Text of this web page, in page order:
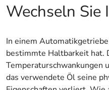
Wechseln Sie
In einem
bestimmte Haltbarkeit hat.
Temperaturschwankungen
das verwendete Öl seine